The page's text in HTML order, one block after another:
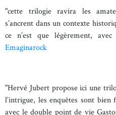
"cette trilogie ravira les
s’ancrent dans un contexte
ce n’est que légèrement,
Emaginarock
"Hervé Jubert propose ici une
l’intrigue, les enquêtes sont
avec le double point de vie